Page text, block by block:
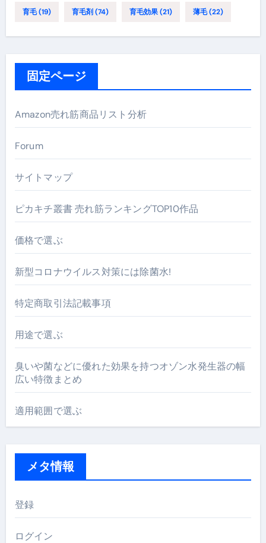
育毛(19) 育毛剤 (74) 育毛効果(21) 薄毛(22)
固定ページ
Amazon売れ筋商品リスト分析
Forum
サイトマップ
ピカキチ叢書 売れ筋ランキングTOP10作品
価格で選ぶ
新型コロナウイルス対策には除菌水!
特定商取引法記載事項
用途で選ぶ
臭いや菌などに優れた効果を持つオゾン水発生器の幅
広い特徴まとめ
適用範囲で選ぶ
メタ情報
登録
ログイン